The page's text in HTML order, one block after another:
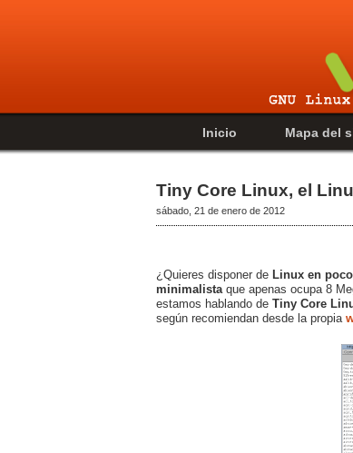
Inicio Mapa del
Tiny Core Linux, el
sábado, 21 de enero de 2012
¿Quieres disponer de Linux en
minimalista que apenas ocupa 8
estamos hablando de Tiny Core
según recomiendan desde la propia